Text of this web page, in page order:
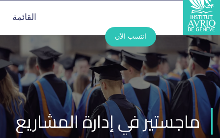
انتسب الآن
القائمة
ماجستير في إدارة المشاريع